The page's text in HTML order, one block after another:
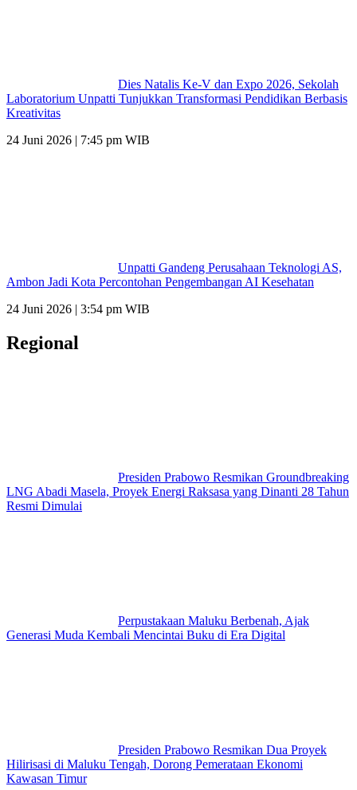
Dies Natalis Ke-V dan Expo 2026, Sekolah
Laboratorium Unpatti Tunjukkan Transformasi Pendidikan Berbasis
Kreativitas
24 Juni 2026 | 7:45 pm WIB
Unpatti Gandeng Perusahaan Teknologi AS,
Ambon Jadi Kota Percontohan Pengembangan AI Kesehatan
24 Juni 2026 | 3:54 pm WIB
Regional
Presiden Prabowo Resmikan Groundbreaking
LNG Abadi Masela, Proyek Energi Raksasa yang Dinanti 28 Tahun
Resmi Dimulai
Perpustakaan Maluku Berbenah, Ajak
Generasi Muda Kembali Mencintai Buku di Era Digital
Presiden Prabowo Resmikan Dua Proyek
Hilirisasi di Maluku Tengah, Dorong Pemerataan Ekonomi
Kawasan Timur